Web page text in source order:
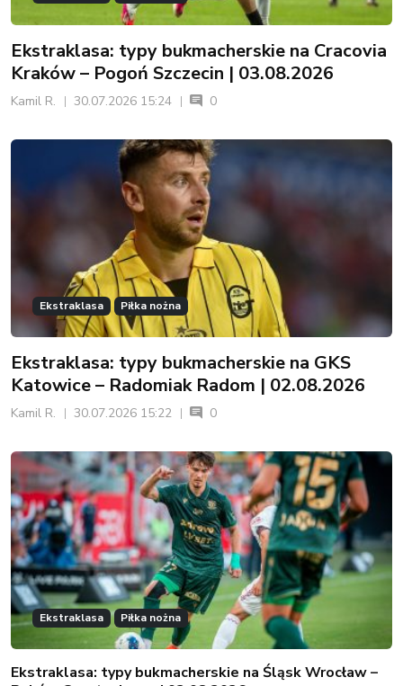
Piłka nożna
Ekstraklasa: typy bukmacherskie na GKS
Katowice – Radomiak Radom | 02.08.2026
Kamil R. 30.07.2026 15:22 0
Ekstraklasa Piłka nożna
Ekstraklasa: typy bukmacherskie na Śląsk Wrocław –
Raków Częstochowa | 02.08.2026
Kamil R. 30.07.2026 15:20 0